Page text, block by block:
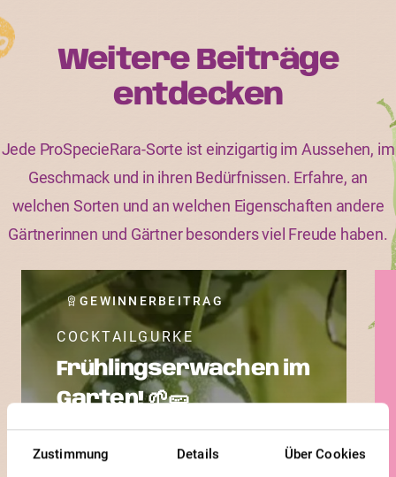
Zustimmung Details Über Cookies
Weitere Beiträge
entdecken
Jede ProSpecieRara-Sorte ist einzigartig im Aussehen, im
Geschmack und in ihren Bedürfnissen. Erfahre, an
welchen Sorten und an welchen Eigenschaften andere
Gärtnerinnen und Gärtner besonders viel Freude haben.
GEWINNERBEITRAG
COCKTAILGURKE
Frühlingserwachen im
Garten! 🌱🥒